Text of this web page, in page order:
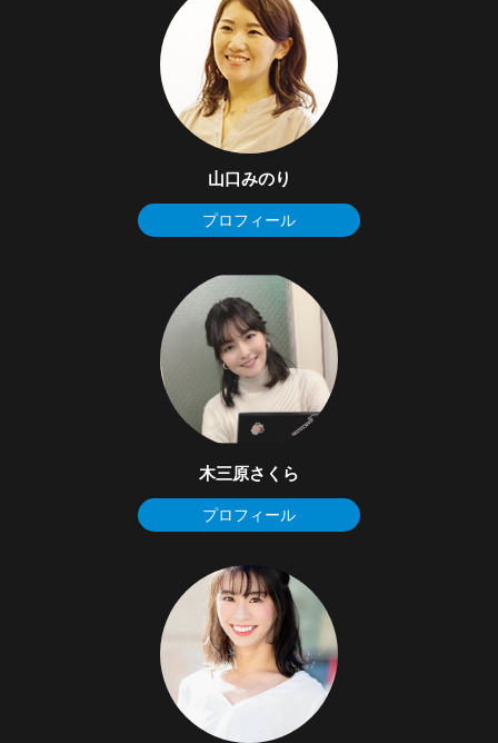
山口みのり
プロフィール
木三原さくら
プロフィール